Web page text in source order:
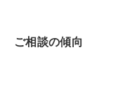
ご相談の傾向